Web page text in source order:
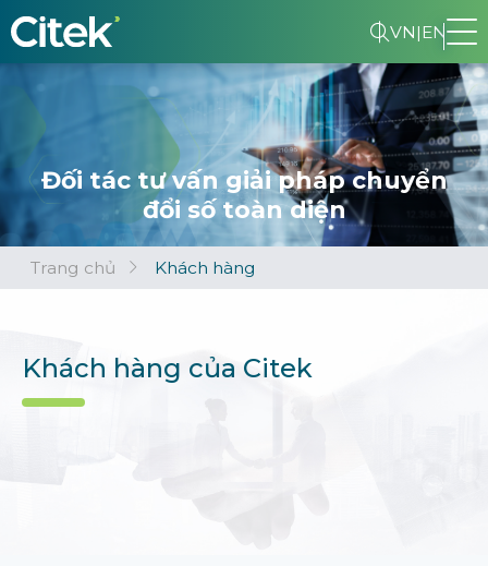
VN|EN
Đối tác tư vấn giải pháp chuyển
đổi số toàn diện
Trang chủ Khách hàng
Khách hàng của Citek